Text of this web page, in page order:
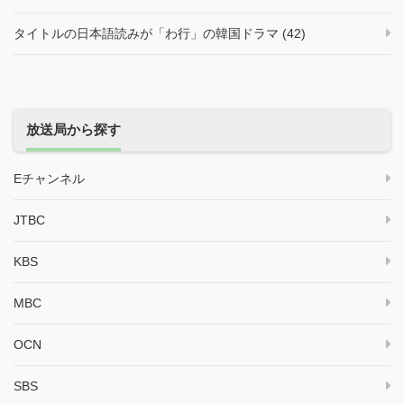
タイトルの日本語読みが「わ行」の韓国ドラマ (42)
放送局から探す
Eチャンネル
JTBC
KBS
MBC
OCN
SBS